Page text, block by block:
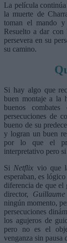
La película
la muerte de
toman el mando y
Resuelto a dar con
persevera en su
su camino.
Si hay algo que
buen montaje a la
buenos
persecuciones de
bueno de su
y logran un buen
por lo que el
interpretativo pero
SiNetflix vio que
esperaban, es
diferencia de que
director,
ningún momento,
persecuciones
los agujeros de
pero no es el
venganza sin pausa